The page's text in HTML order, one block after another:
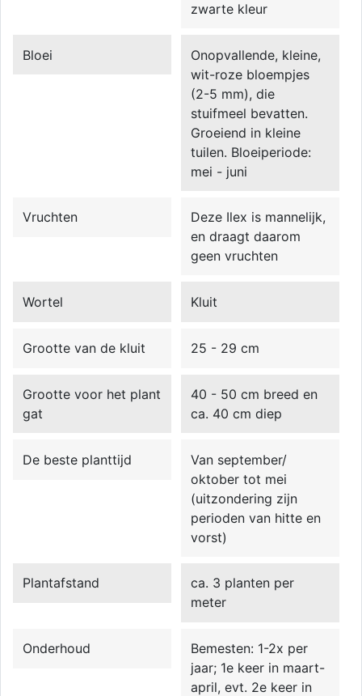
zwarte kleur
Bloei
Onopvallende, kleine,
wit-roze bloempjes
(2-5 mm), die
stuifmeel bevatten.
Groeiend in kleine
tuilen. Bloeiperiode:
mei - juni
Vruchten
Deze Ilex is mannelijk,
en draagt daarom
geen vruchten
Wortel Kluit
Grootte van de kluit 25 - 29 cm
Grootte voor het plant
gat
40 - 50 cm breed en
ca. 40 cm diep
De beste planttijd
Van september/
oktober tot mei
(uitzondering zijn
perioden van hitte en
vorst)
Plantafstand
ca. 3 planten per
meter
Onderhoud
Bemesten: 1-2x per
jaar; 1e keer in maart-
april, evt. 2e keer in